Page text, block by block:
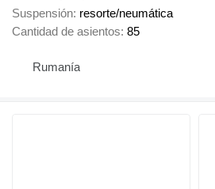
Suspensión resorte/neumática
Cantidad de asientos 85
Rumanía